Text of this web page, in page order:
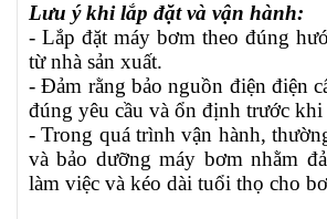
Lưu ý khi lắp đặt và vận hành:
- Lắp đặt máy bơm theo đúng
từ nhà sản xuất.
- Đảm rằng bảo nguồn điện điện
đúng yêu cầu và ổn định trước
- Trong quá trình vận hành,
và bảo dưỡng máy bơm nhằm
làm việc và kéo dài tuổi thọ cho